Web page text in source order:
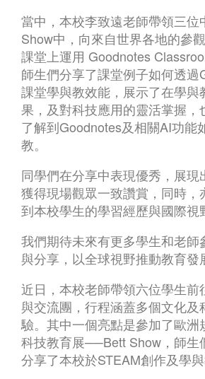
當中，本校李致遠老師帶領三位
Show中，向來自世界各地的參
課堂上運用 Goodnotes
師生們分享了課堂例子如何透過
課堂學與教效能，展示了在學與
果，及對科技應用的靈活掌握，
了解到Goodnotes及相關AI功能
教。
同學們在分享中表現優秀，展現
獲得現場觀眾一致讚賞，同時，
到本校學生的學習經歷與國際視
我們期待未來有更多學生和老師
與分享，以全球視野推動教育發
近日，本校老師帶領六位學生前
與交流團，行程涵蓋多個文化及
驗。其中一個亮點是參加了歐洲
科技教育展──Bett Show，師生
分享了本校於STEAM創作及學與